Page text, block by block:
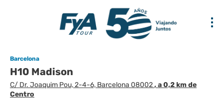
Barcelona
H10 Madison
C/ Dr. Joaquim Pou, 2-4-6, Barcelona 08002, a 0,2 km de
Centro